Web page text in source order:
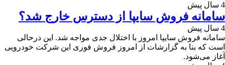
4 سال پیش
سامانه فروش سایپا از دسترس خارج شد؟
4 سال پیش
سامانه فروش سایپا امروز با اختلال جدی مواجه شد. این درحالی
است که بنا به گزارشات از امروز فروش فوری این شرکت خودرویی
آغاز می‌شود.